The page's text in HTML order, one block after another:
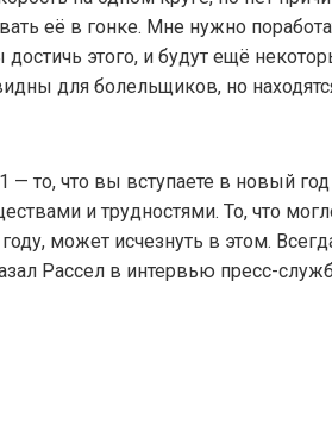
её в гонке. Мне нужно
этого, и будут ещё
для болельщиков, но
то, что вы вступаете в новый год
и трудностями. То, что
может исчезнуть в этом.
Рассел в интервью пресс-